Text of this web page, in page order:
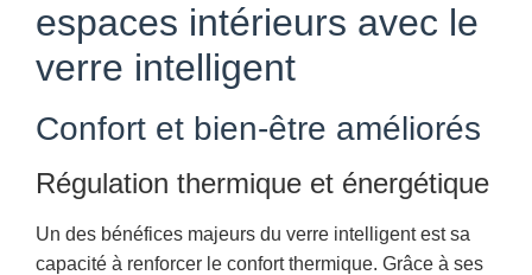
espaces intérieurs avec le
verre intelligent
Confort et bien-être améliorés
Régulation thermique et énergétique
Un des bénéfices majeurs du verre intelligent est sa
capacité à renforcer le confort thermique. Grâce à ses